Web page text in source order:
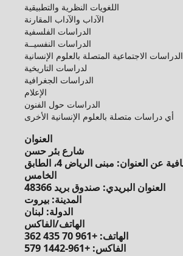
اللغويات النظرية والتطبيقية
الآداب والآداب المقارنة
الدراسات الفلسفية
الدراسات النفسيــة
الدراسات الاجتماعية المتصلة بالعلوم الإنسانية
لدراسات التاريخية
الدراسات الجغرافية
الإعلام
الدراسات حول الفنون
أي دراسات متصلة بالعلوم الإنسانية الأخرى
العنوان
شارع بئر حسن
معلومات إضافية عن العنوان: مبنى الرياض 4، الطابق
الخامس
العنوان البريدي: صندوق بريد 48366
المدينة: بيروت
الدولة: لبنان
الهاتف/الفاكس
الهاتف: +961 70 435 362
الفاكس: +961-1442 579